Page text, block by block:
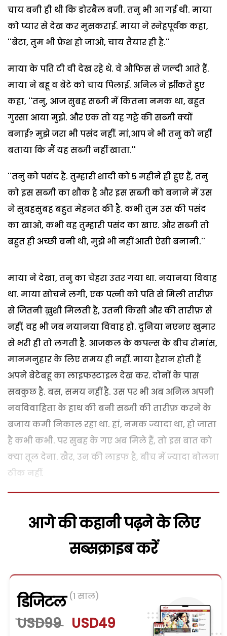
चाय बनी ही थी कि डोरबैल बजी. तनु भी आ गई थी. माया
को प्यार से देख कर मुसकराई. माया ने स्नेहपूर्वक कहा,
''बेटा, तुम भी फ्रेश हो जाओ, चाय तैयार ही है.''
माया के पति टी वी देख रहे थे. वे औफिस से जल्दी आते हैं.
माया ने बहू व बेटे को चाय पिलाई. अनिल ने झींकते हुए
कहा, ''तनु, आज सुबह सब्जी में कितना नमक था, बहुत
गुस्सा आया मुझे. और एक तो यह गट्टे की सब्जी क्यों
बनाई? मुझे जरा भी पसंद नहीं. मां,आप ने भी तनु को नहीं
बताया कि मैं यह सब्जी नहीं खाता.''
''तनु को पसंद है. तुम्हारी शादी को 5 महीने ही हुए हैं, तनु
को इस सब्जी का शौक है और इस सब्जी को बनाने में उस
ने सुबहसुबह बहुत मेहनत की है. कभी तुम उस की पसंद
का खाओ, कभी वह तुम्हारी पसंद का खाए. और सब्जी तो
बहुत ही अच्छी बनी थी, मुझे भी नहीं आती ऐसी बनानी.''
माया ने देखा, तनु का चेहरा उतर गया था. नयानया विवाह
था. माया सोचने लगी, एक पत्नी को पति से मिली तारीफ़
से जितनी ख़ुशी मिलती है, उतनी किसी और की तारीफ़ से
नहीं, वह भी जब नयानया विवाह हो. दुनिया नएनए खुमार
से भरी ही तो लगती है. आजकल के कपल्स के बीच रोमांस,
मानमनुहार के लिए समय ही नहीं. माया हैरान होती हैं
अपने बेटेबहू का लाइफस्टाइल देख कर. दोनों के पास
सबकुछ है. बस, समय नहीं है. उस पर भी अब अनिल अपनी
नवविवाहिता के हाथ की बनी सब्जी की तारीफ़ करने के
बजाय कमी निकाल रहा था. हां, नमक ज्यादा था, हो जाता
है कभी कभी. पर सुबह के गए अब मिले हैं, तो इस बात को
क्या तूल देना. खैर, उन की लाइफ है, बीच में ज्यादा बोलना
ठीक नहीं.
आगे की कहानी पढ़ने के लिए
सब्सक्राइब करें
डिजिटल (1 साल)
USD99 USD49